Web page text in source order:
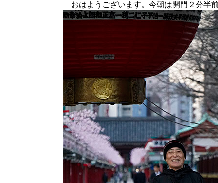
おはようございます。今朝は開門２分半